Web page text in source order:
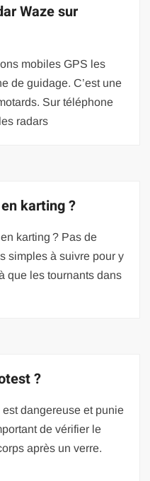
Waze sur
mobiles GPS les
de guidage. C’est une
Sur téléphone
radars
karting ?
karting ? Pas de
simples à suivre pour y
que les tournants dans
?
est dangereuse et punie
de vérifier le
après un verre.